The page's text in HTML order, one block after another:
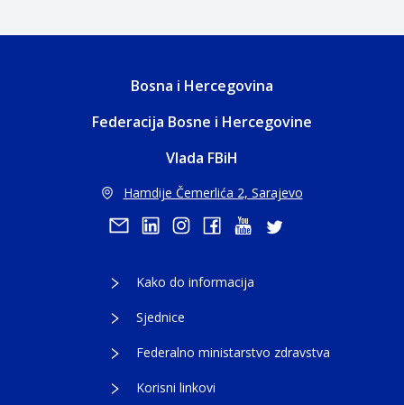
Bosna i Hercegovina
Federacija Bosne i Hercegovine
Vlada FBiH
Hamdije Čemerlića 2, Sarajevo
Kako do informacija
Sjednice
Federalno ministarstvo zdravstva
Korisni linkovi